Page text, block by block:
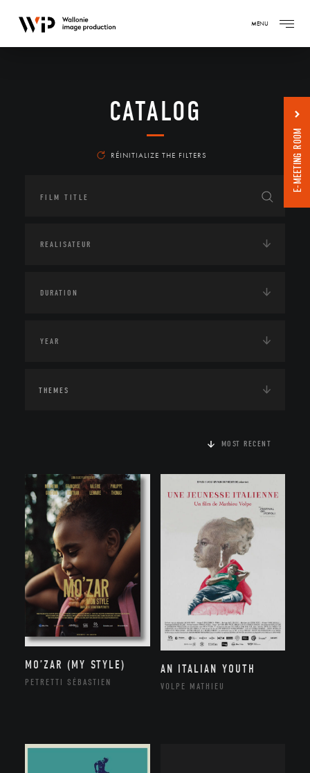
MENU
CATALOG
RÉINITIALIZE THE FILTERS
THEMES
MOST RECENT
MO’ZAR (MY STYLE)
PETRETTI SÉBASTIEN
AN ITALIAN YOUTH
VOLPE MATHIEU
E-MEETING ROOM